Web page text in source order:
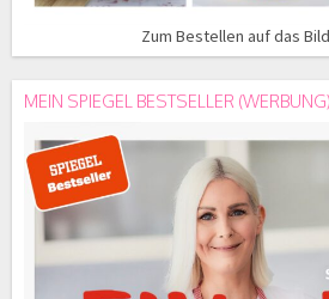
Zum Bestellen auf das
MEIN SPIEGEL BESTSELLER (WERBUNG)